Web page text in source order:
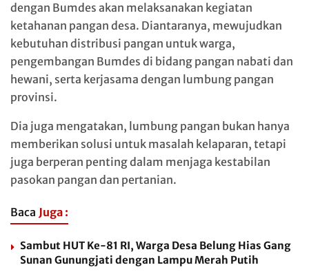
dengan Bumdes akan melaksanakan kegiatan
ketahanan pangan desa. Diantaranya, mewujudkan
kebutuhan distribusi pangan untuk warga,
pengembangan Bumdes di bidang pangan nabati dan
hewani, serta kerjasama dengan lumbung pangan
provinsi.
Dia juga mengatakan, lumbung pangan bukan hanya
memberikan solusi untuk masalah kelaparan, tetapi
juga berperan penting dalam menjaga kestabilan
pasokan pangan dan pertanian.
Baca Juga :
Sambut HUT Ke-81 RI, Warga Desa Belung Hias Gang
Sunan Gunungjati dengan Lampu Merah Putih